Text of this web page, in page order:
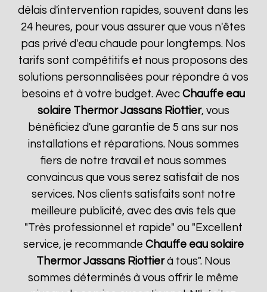
délais d'intervention rapides, souvent dans les
24 heures, pour vous assurer que vous n'êtes
pas privé d'eau chaude pour longtemps. Nos
tarifs sont compétitifs et nous proposons des
solutions personnalisées pour répondre à vos
besoins et à votre budget. AvecChauffe eau
solaire Thermor Jassans Riottier, vous
bénéficiez d'une garantie de 5 ans sur nos
installations et réparations. Nous sommes
fiers de notre travail et nous sommes
convaincus que vous serez satisfait de nos
services. Nos clients satisfaits sont notre
meilleure publicité, avec des avis tels que
"Très professionnel et rapide" ou "Excellent
service, je recommande Chauffe eau solaire
Thermor Jassans Riottierà tous". Nous
sommes déterminés à vous offrir le même